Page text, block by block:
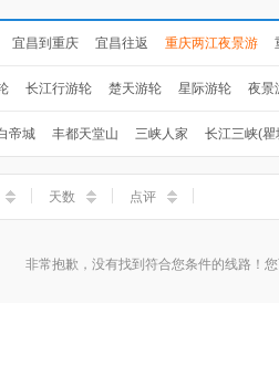
宜昌到重庆 宜昌往返 重庆两江夜景游
长江行游轮 楚天游轮 星际游轮
夜景
帝城 丰都天堂山 三峡人家
长江三峡(
石宝寨 丰都鬼城
天数 点评
非常抱歉，没有找到符合您条件的线路！